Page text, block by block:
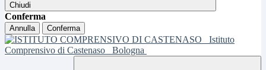
Chiudi
Conferma
Annulla Conferma
Istituto
Comprensivo di Castenaso
Bologna